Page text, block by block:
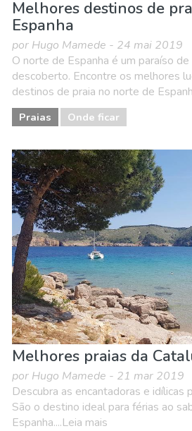
Melhores destinos de
Espanha
por Hugo Mamede - 24 mai 2019
O norte de Espanha é um paraíso
descoberto. Encontre os melhores
destinos de praia no norte de
Praias Onde ficar
Melhores praias da
por Hugo Mamede - 21 mar 2019
Descubra as encantadoras e idílicas
São o destino ideal para férias ao
Espanha....Leia mais